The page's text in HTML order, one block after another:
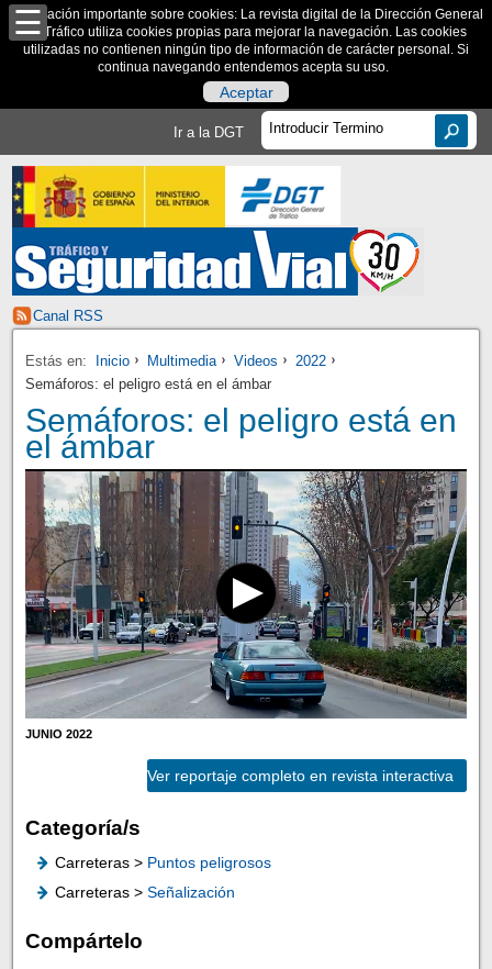
Información importante sobre cookies: La revista digital de la Dirección General
de Tráfico utiliza cookies propias para mejorar la navegación. Las cookies
utilizadas no contienen ningún tipo de información de carácter personal. Si
continua navegando entendemos acepta su uso.
Aceptar
Ir a la DGT
Canal RSS
Estás en: Inicio Multimedia Videos
2022
Semáforos: el peligro está en el ámbar
Semáforos: el peligro está en
el ámbar
JUNIO 2022
Ver reportaje completo en revista interactiva
Categoría/s
Carreteras > Puntos peligrosos
Carreteras > Señalización
Compártelo